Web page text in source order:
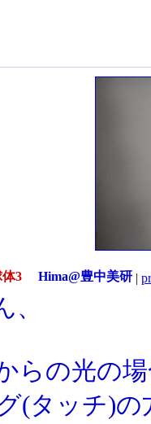
3 Hima@豊中美研 |
、
らの光の
(タッチ)